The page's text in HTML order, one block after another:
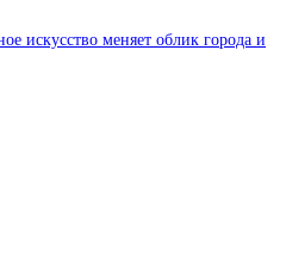
искусство меняет облик города и